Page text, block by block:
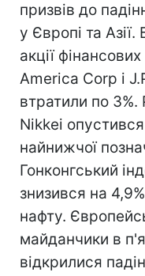
призвів до
у Європі та
акції
America Corp і
втратили по 3%.
Nikkei
найнижчої
Гонконгський
знизився на
нафту.
майданчики в
відкрилися